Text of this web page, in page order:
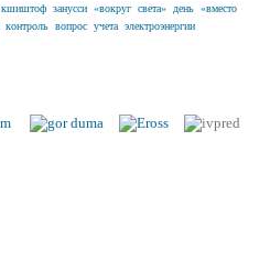
кшиштоф занусси «вокруг света» день «вместо
контроль вопрос учета электроэнергии